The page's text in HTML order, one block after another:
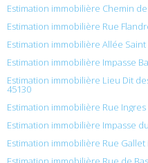
Estimation immobilière Chemin
Estimation immobilière Rue
Estimation immobilière Allée
Estimation immobilière Impasse
Estimation immobilière Lieu Dit
45130
Estimation immobilière Rue
Estimation immobilière Impasse
Estimation immobilière Rue